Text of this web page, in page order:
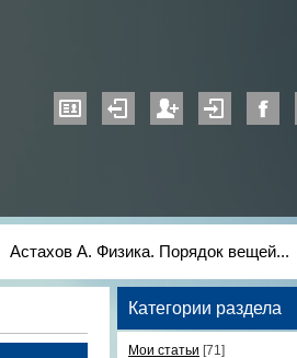
Астахов А. Физика. Порядок вещей...
Категории раздела
Мои статьи [71]